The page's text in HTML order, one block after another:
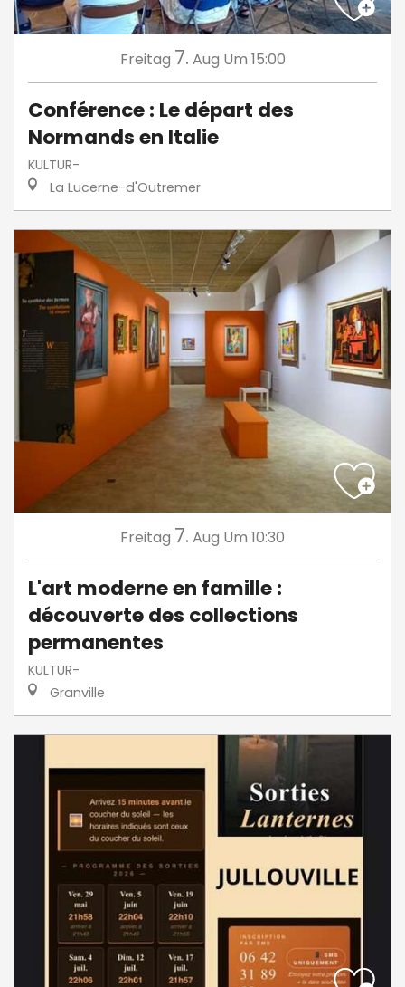
Freitag 7. Aug Um 15:00
Conférence : Le départ des
Normands en Italie
KULTUR-
La Lucerne-d'Outremer
Freitag 7. Aug Um 10:30
L'art moderne en famille :
découverte des collections
permanentes
KULTUR-
Granville